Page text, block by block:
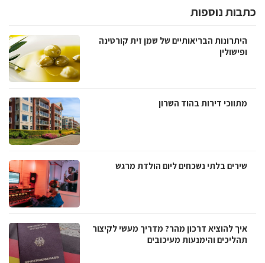
כתבות נוספות
היתרונות הבריאותיים של שמן זית קורטינה
ופישולין
מתווכי דירות בהוד השרון
שירים בלתי נשכחים ליום הולדת מרגש
איך להוציא דרכון מהר? מדריך מעשי לקיצור
תהליכים והימנעות מעיכובים